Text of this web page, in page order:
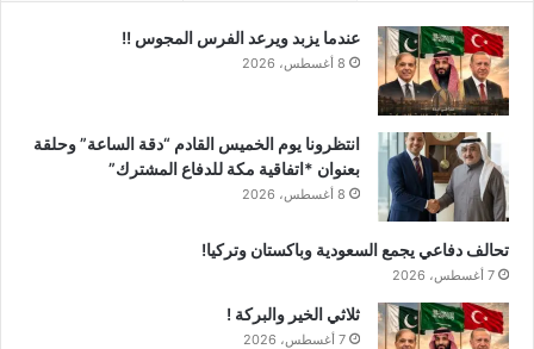
عندما يزبد ويرعد الفرس المجوس !!
8 أغسطس، 2026
انتظرونا يوم الخميس القادم “دقة الساعة” وحلقة
بعنوان *اتفاقية مكة للدفاع المشترك”
8 أغسطس، 2026
تحالف دفاعي يجمع السعودية وباكستان وتركيا!
7 أغسطس، 2026
ثلاثي الخير والبركة !
7 أغسطس، 2026